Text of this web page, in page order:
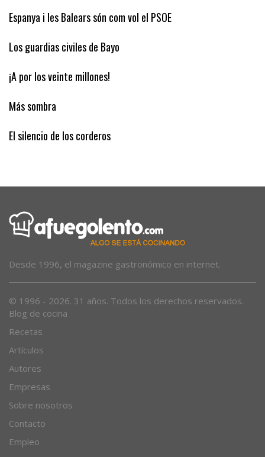
Espanya i les Balears són com vol el PSOE
Los guardias civiles de Bayo
¡A por los veinte millones!
Más sombra
El silencio de los corderos
Desde 1996, el magazine gastronómico en internet.
© 1996 - 2026. 31 años. Todos los derechos reservados.
Blog de cocina
Recetas
Artículos
Autores
Empresas
Sobre nosotros
Contacto
Empleo